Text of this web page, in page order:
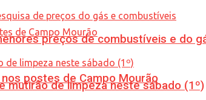
postes de Campo Mourão
preços de combustíveis e do
mutirão de limpeza neste sábado (1º)